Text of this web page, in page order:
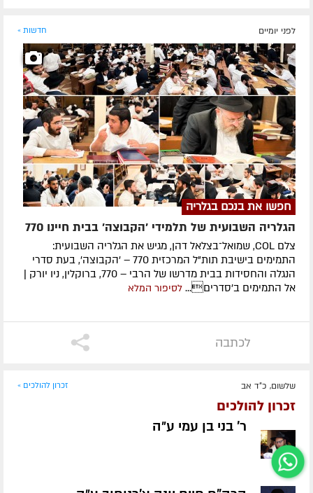
לפני יומיים חדשות »
חפשו את בנכם בגלריה
הגלריה השבועית של תלמידי 'הקבוצה' בבית חיינו 770
צלם COL, שמואל־בצלאל דהן, מגיש את הגלריה השבועית:
התמימים בישיבת תות"ל המרכזית 770 – 'הקבוצה', בעת סדרי
הנגלה והחסידות בבית מדרשו של הרבי – 770, ברוקלין, ניו יורק |
אל התמימים ב'סדרים... לסיפור המלא
לכתבה
שלשום, כ"ד אב זכרון להולכים »
זכרון להולכים
ר' בני בן עמי ע״ה